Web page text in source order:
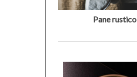
Pane rustico